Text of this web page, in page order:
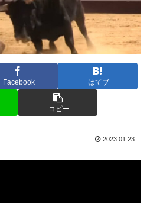
Facebook はてブ
コピー
2023.01.23